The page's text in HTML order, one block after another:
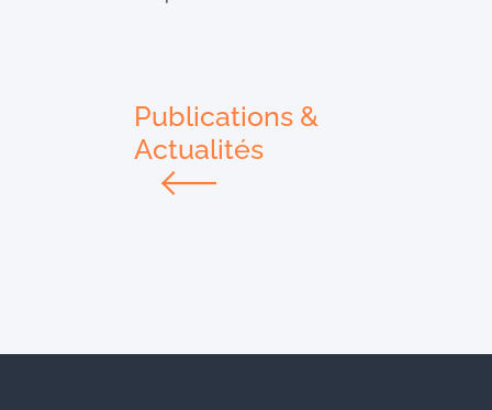
Publications &
Actualités